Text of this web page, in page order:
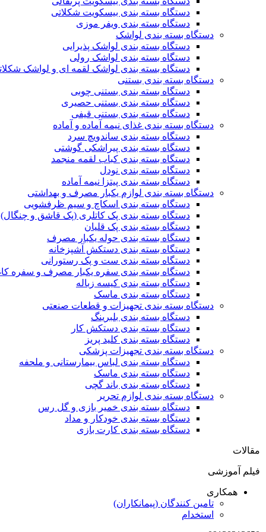
دستگاه بسته بندی بیسکویت شکلاتی
دستگاه بسته بندی ویفر موزی
دستگاه بسته بندی لواشک
دستگاه بسته بندی لواشک پذیرایی
دستگاه بسته بندی لواشک رولی
دستگاه بسته بندی لواشک لقمه ای و لواشک
دستگاه بسته بندی بستنی
دستگاه بسته بندی بستنی چوبی
دستگاه بسته بندی بستنی حصیری
دستگاه بسته بندی بستنی قیفی
دستگاه بسته بندی غذای نیمه آماده و آماده
دستگاه بسته بندی ساندویچ سرد
دستگاه بسته بندی پیراشکی گوشتی
دستگاه بسته بندی کباب لقمه منجمد
دستگاه بسته بندی نودل
دستگاه بسته بندی پیتزا نیمه آماده
دستگاه بسته بندی لوازم یکبار مصرف و بهداشتی
دستگاه بسته بندی اسکاچ و سیم ظرفشویی
دستگاه بسته بندی پک کاتلری (پک قاشق و چنگال)
دستگاه بسته بندی پک قلیان
دستگاه بسته بندی حوله یکبار مصرف
دستگاه بسته بندی دستکش آشپزخانه
دستگاه بسته بندی ست و پک رستورانی
دستگاه بسته بندی سفره یکبار مصرف و سفره
دستگاه بسته بندی کیسه زباله
دستگاه بسته بندی ماسک
دستگاه بسته بندی تجهیزات و قطعات صنعتی
دستگاه بسته بندی بلبرینگ
دستگاه بسته بندی دستکش کار
دستگاه بسته بندی کلید پریز
دستگاه بسته بندی تجهیزات پزشکی
دستگاه بسته بندی لباس بیمارستانی و ملحفه
دستگاه بسته بندی ماسک
دستگاه بسته بندی باند گچی
دستگاه بسته بندی لوازم تحریر
دستگاه بسته بندی خمیر بازی و گل رس
دستگاه بسته بندی خودکار و مداد
دستگاه بسته بندی کارت بازی
مقالات
فیلم آموزشی
همکاری
تامین کنندگان (پیمانکاران)
استخدام